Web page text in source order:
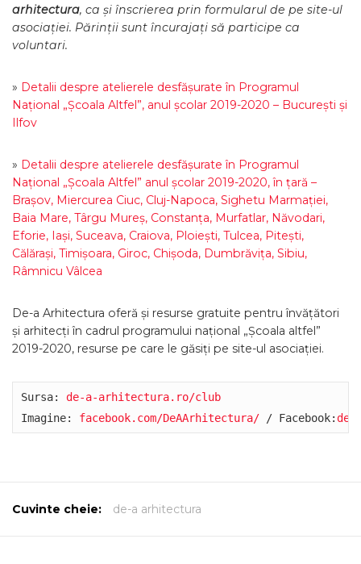
arhitectura, ca și înscrierea prin formularul de pe site-ul
asociației. Părinții sunt încurajați să participe ca
voluntari.
» Detalii despre atelierele desfășurate în Programul
Național „Şcoala Altfel”, anul şcolar 2019-2020 – București şi
Ilfov
» Detalii despre atelierele desfășurate în Programul
Național „Şcoala Altfel” anul şcolar 2019-2020, în țară –
Braşov, Miercurea Ciuc, Cluj-Napoca, Sighetu Marmaţiei,
Baia Mare, Târgu Mureş, Constanţa, Murfatlar, Năvodari,
Eforie, Iaşi, Suceava, Craiova, Ploieşti, Tulcea, Piteşti,
Călăraşi, Timişoara, Giroc, Chişoda, Dumbrăviţa, Sibiu,
Râmnicu Vâlcea
De-a Arhitectura oferă și resurse gratuite pentru învățători
și arhitecți în cadrul programului național „Școala altfel”
2019-2020, resurse pe care le găsiți pe site-ul asociației.
Sursa: de-a-arhitectura.ro/club
Imagine: facebook.com/DeAArhitectura/ / Facebook:de-
Cuvinte cheie: de-a arhitectura